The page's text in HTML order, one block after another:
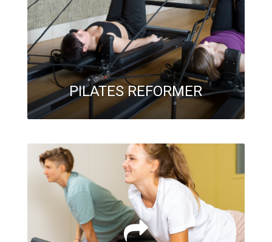
PILATES REFORMER